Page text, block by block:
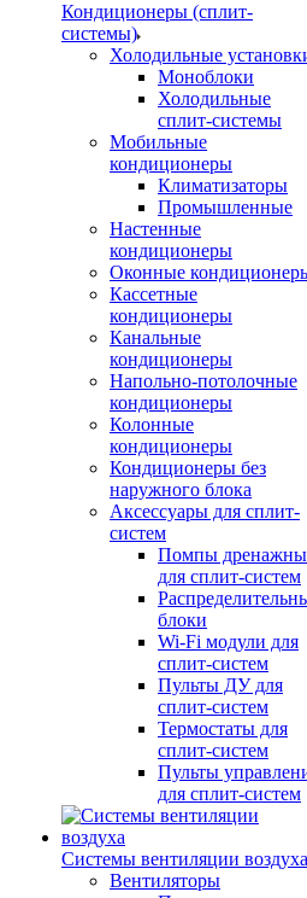
Кондиционеры (сплит-
системы)
Холодильные
Моноблоки
Холодильные
сплит-системы
Мобильные
кондиционеры
Климатизаторы
Промышленные
Настенные
кондиционеры
Оконные
Кассетные
кондиционеры
Канальные
кондиционеры
Напольно-потолочные
кондиционеры
Колонные
кондиционеры
Кондиционеры без
наружного блока
Аксессуары для сплит-
систем
Помпы
для сплит-систем
блоки
Wi-Fi модули для
сплит-систем
Пульты ДУ для
сплит-систем
Термостаты для
сплит-систем
Пульты
для сплит-систем
Системы вентиляции воздуха
Вентиляторы